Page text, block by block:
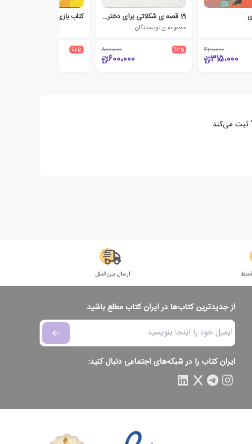
420،000
315،000
19 قصه ی شکلاتی برای دختر کوچولوها
مجموعه ی نویسندگان
٪25 800،000
600،000
کتاب بازی و برچسب من
٪25
ثبت می‌کند
ارسال بین‌الملل
از جدیدترین کتاب‌ها در ایران کتاب مطلع باشید
ایران کتاب را در شبکه‌های اجتماعی دنبال کنید: